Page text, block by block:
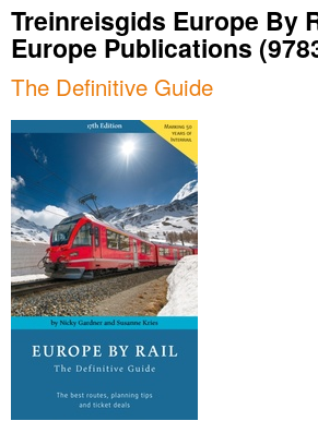
Treinreisgids Europe By
Europe Publications
The Definitive Guide